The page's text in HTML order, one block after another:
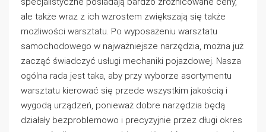
ale także wraz z ich wzrostem zwiększają się także
możliwości warsztatu. Po wyposażeniu warsztatu
samochodowego w najważniejsze narzędzia, można już
zacząć świadczyć usługi mechaniki pojazdowej. Nasza
ogólna rada jest taka, aby przy wyborze asortymentu
warsztatu kierować się przede wszystkim jakością i
wygodą urządzeń, ponieważ dobre narzędzia będą
działały bezproblemowo i precyzyjnie przez długi okres